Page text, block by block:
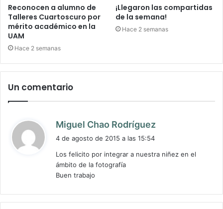
Reconocen a alumno de
Talleres Cuartoscuro por
mérito académico en la
UAM
Hace 2 semanas
¡Llegaron las compartidas
de la semana!
Hace 2 semanas
Un comentario
Miguel Chao Rodríguez
e
4 de agosto de 2015 a las 15:54
Los felicito por integrar a nuestra niñez en el
ámbito de la fotografía
Buen trabajo